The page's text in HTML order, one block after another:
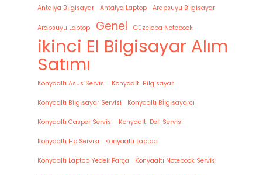
Antalya Bilgisayar Antalya Laptop Arapsuyu Bilgisayar
Arapsuyu Laptop Genel Güzeloba Notebook
ikinci El Bilgisayar Alım
Satımı
Konyaaltı Asus Servisi Konyaaltı Bilgisayar
Konyaaltı Bilgisayar Servisi Konyaaltı Bİlgisayarcı
Konyaaltı Casper Servisi Konyaaltı Dell Servisi
Konyaaltı Hp Servisi Konyaaltı Laptop
Konyaaltı Laptop Yedek Parça Konyaaltı Notebook Servisi